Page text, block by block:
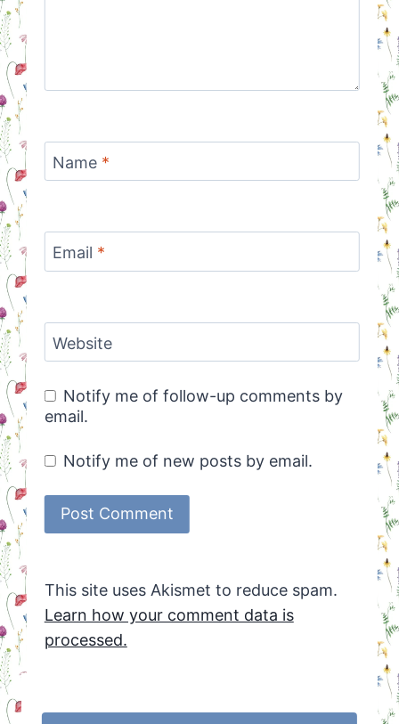
Name *
Email *
Website
Notify me of follow-up comments by
email.
Notify me of new posts by email.
This site uses Akismet to reduce spam.
Learn how your comment data is
processed.